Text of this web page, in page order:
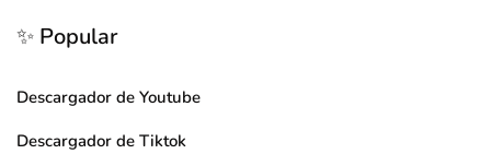
✨ Popular
Descargador de Youtube
Descargador de Tiktok